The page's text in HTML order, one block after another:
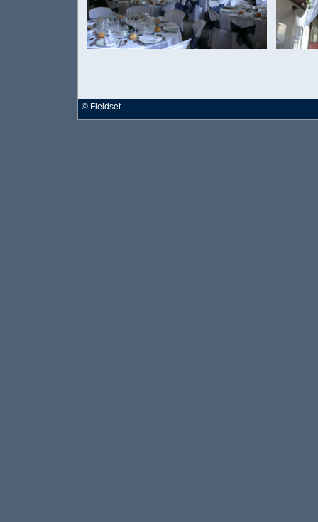
© Fieldset